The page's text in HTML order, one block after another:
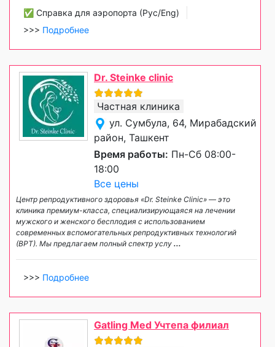
✅ Справка для аэропорта (Рус/Eng)
>>> Подробнее
Dr. Steinke clinic
Частная клиника
ул. Сумбула, 64, Мирабадский
район, Ташкент
Время работы: Пн-Сб 08:00-
18:00
Все цены
Центр репродуктивного здоровья «Dr. Steinke Clinic» — это
клиника премиум-класса, специализирующаяся на лечении
мужского и женского бесплодия с использованием
современных вспомогательных репродуктивных технологий
(ВРТ). Мы предлагаем полный спектр услу ...
>>> Подробнее
Gatling Med Учтепа филиал